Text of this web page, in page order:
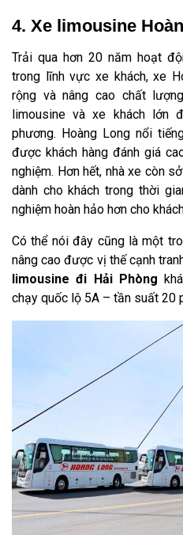
4. Xe limousine
Trải qua hơn 20 năm hoạt
trong lĩnh vực xe khách, xe
rộng và nâng cao chất
limousine và xe khách lớn
phương. Hoàng Long nổi
được khách hàng đánh giá
nghiệm. Hơn hết, nhà xe còn
dành cho khách trong thời
nghiệm hoàn hảo hơn cho
Có thể nói đây cũng là một
nâng cao được vị thế cạnh
limousine đi Hải Phòng
chạy quốc lộ 5A – tần suất 20